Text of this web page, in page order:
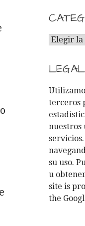
C
T
E
G
O
R
Í
A
S
LEGAL
terceros
nuestros
su uso.
u
site is
the